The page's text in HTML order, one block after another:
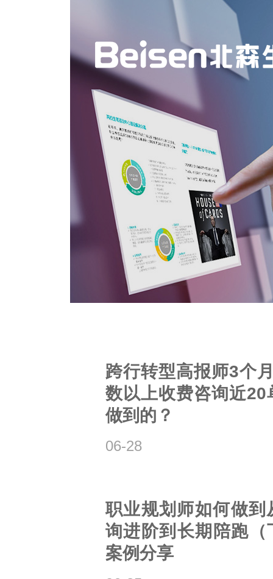
跨行转型高报师3个
数以上收费咨询近20
做到的？
06-28
职业规划师如何做到
询进阶到长期陪跑
案例分享